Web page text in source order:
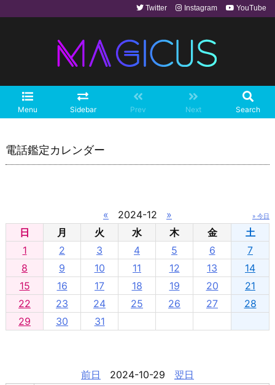
Menu Sidebar Prev Next Search
Twitter Instagram YouTube
電話鑑定カレンダー
« 2024-12 » » 今日
日 月 火 水 木 金
土
1
2 3 4 5 6
7
8
9 10 11 12 13
14
15
16 17 18 19 20
21
22
23 24 25 26 27
28
29
30 31
前日 2024-10-29 翌日